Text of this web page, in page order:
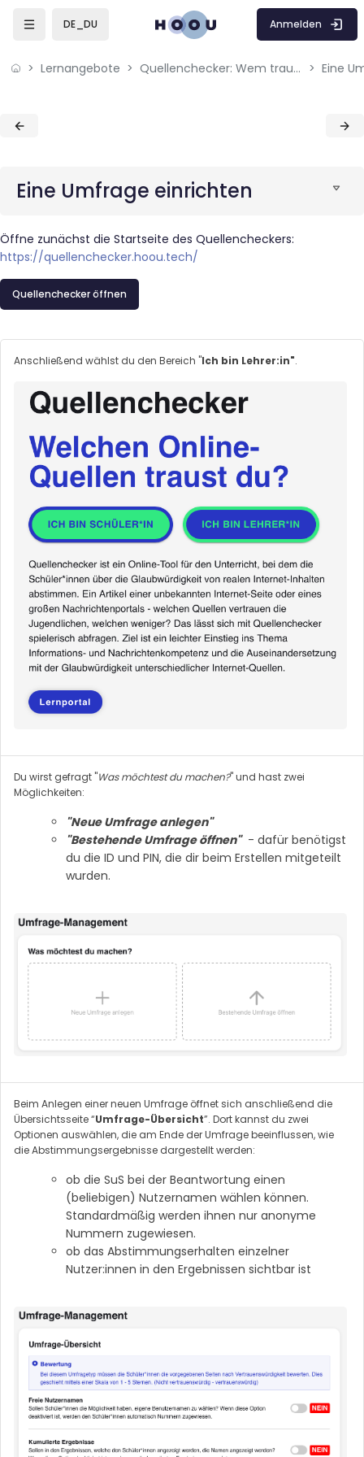
Skip to sidebar navigation menu
Skip to mobile navigation menu
DE_DU Anmelden
Lernangebote Quellenchecker: Wem traust du? Eine
Blöcke
Blöcke
Eine Umfrage einrichten
Öffne zunächst die Startseite des Quellencheckers:
https://quellenchecker.hoou.tech/
Quellenchecker öffnen
Anschließend wählst du den Bereich "Ich bin Lehrer:in".
Du wirst gefragt "Was möchtest du machen?" und hast zwei
Möglichkeiten:
"Neue Umfrage anlegen"
"Bestehende Umfrage öffnen"- dafür benötigst
du die ID und PIN, die dir beim Erstellen mitgeteilt
wurden.
Beim Anlegen einer neuen Umfrage öffnet sich anschließend die
Übersichtsseite “Umfrage-Übersicht”. Dort kannst du zwei
Optionen auswählen, die am Ende der Umfrage beeinflussen, wie
die Abstimmungsergebnisse dargestellt werden:
ob die SuS bei der Beantwortung einen
(beliebigen) Nutzernamen wählen können.
Standardmäßig werden ihnen nur anonyme
Nummern zugewiesen.
ob das Abstimmungserhalten einzelner
Nutzer:innen in den Ergebnissen sichtbar ist